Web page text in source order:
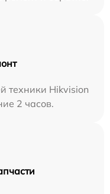
техники Hikvision
2 часов.